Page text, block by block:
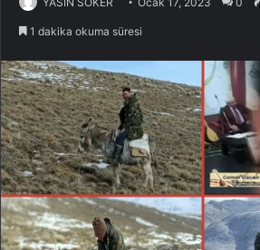
1 dakika okuma süresi